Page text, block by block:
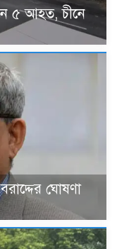
৫ আহত, চীনে
ঘোষণা